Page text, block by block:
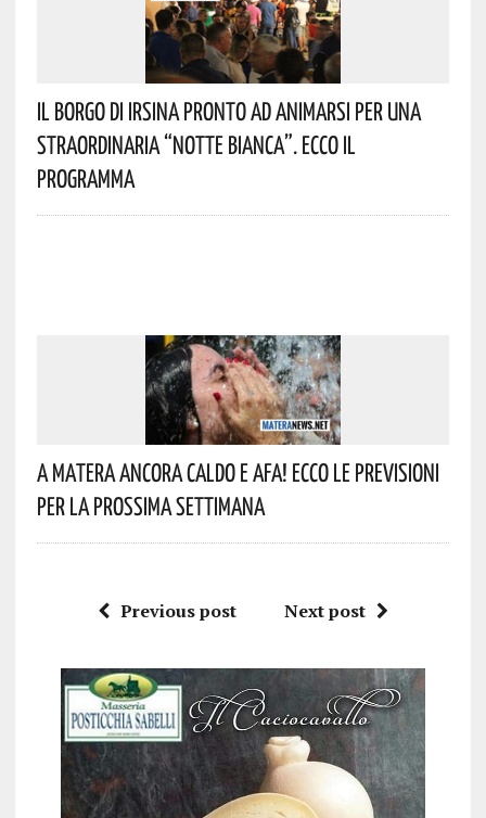
Il Borgo Di Irsina Pronto Ad Animarsi Per Una
Straordinaria “Notte Bianca”. Ecco Il
Programma
A Matera Ancora Caldo E Afa! Ecco Le Previsioni
Per La Prossima Settimana
Previous post Next post